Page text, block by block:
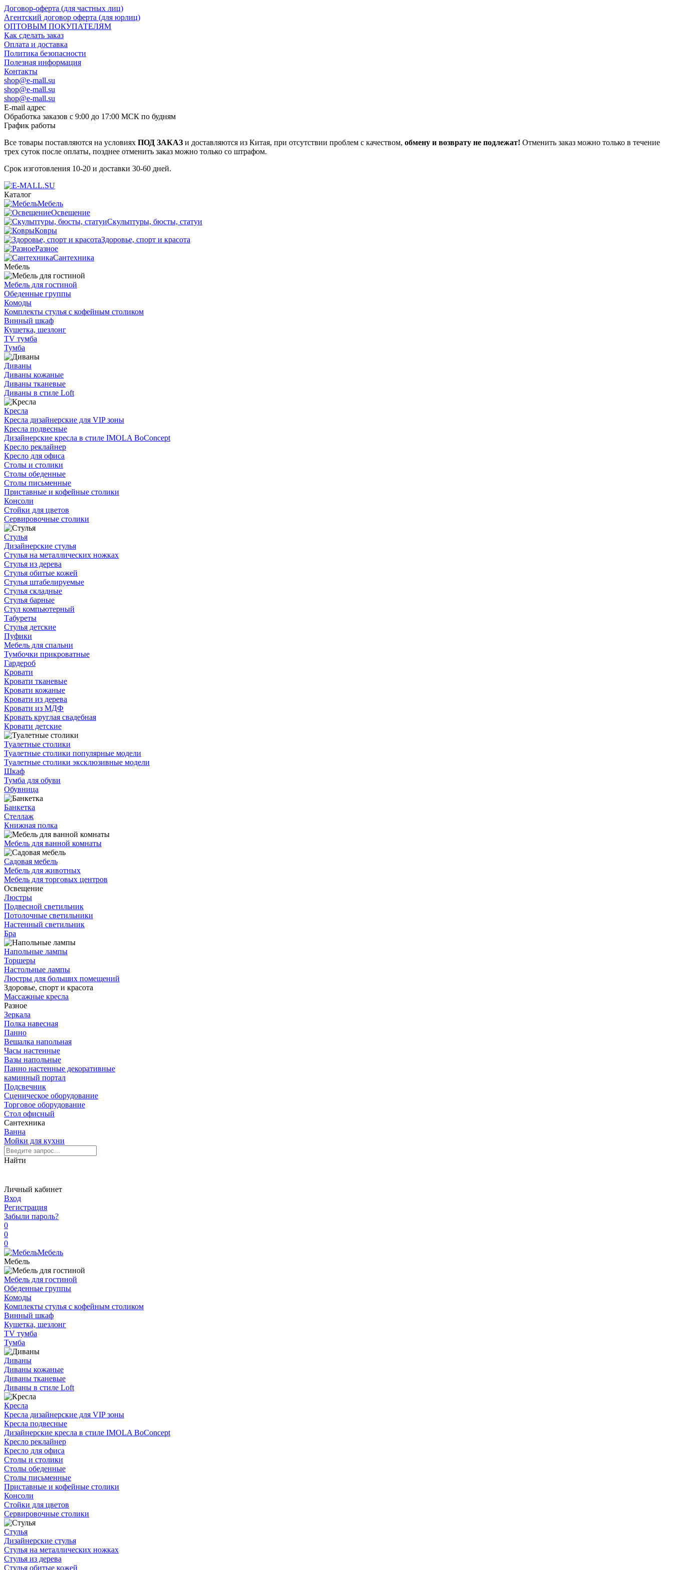
Договор-оферта (для частных лиц)
Агентский договор оферта (для юрлиц)
ОПТОВЫМ ПОКУПАТЕЛЯМ
Как сделать заказ
Оплата и доставка
Политика безопасности
Полезная информация
Контакты
shop@e-mall.su
shop@e-mall.su
shop@e-mall.su
E-mail адрес
Обработка заказов с 9:00 до 17:00 МСК по будням
График работы
Все товары поставляются на условиях ПОД ЗАКАЗ и доставляются из Китая, при отсутствии проблем с качеством, обмену и возврату не подлежат! Отменить заказ можно только в течение
трех суток после оплаты, позднее отменить заказ можно только со штрафом.
Срок изготовления 10-20 и доставки 30-60 дней.
Каталог
Мебель
Освещение
Скульптуры, бюсты, статуи
Ковры
Здоровье, спорт и красота
Разное
Сантехника
Мебель
Мебель для гостиной
Обеденные группы
Комоды
Комплекты стулья с кофейным столиком
Винный шкаф
Кушетка, шезлонг
TV тумба
Тумба
Диваны
Диваны кожаные
Диваны тканевые
Диваны в стиле Loft
Кресла
Кресла дизайнерские для VIP зоны
Кресла подвесные
Дизайнерские кресла в стиле IMOLA BoConcept
Кресло реклайнер
Кресло для офиса
Столы и столики
Столы обеденные
Столы письменные
Приставные и кофейные столики
Консоли
Стойки для цветов
Сервировочные столики
Стулья
Дизайнерские стулья
Стулья на металлических ножках
Стулья из дерева
Стулья обитые кожей
Стулья штабелируемые
Стулья складные
Стулья барные
Стул компьютерный
Табуреты
Стулья детские
Пуфики
Мебель для спальни
Тумбочки прикроватные
Гардероб
Кровати
Кровати тканевые
Кровати кожаные
Кровати из дерева
Кровати из МДФ
Кровать круглая свадебная
Кровати детские
Туалетные столики
Туалетные столики популярные модели
Туалетные столики эксклюзивные модели
Шкаф
Тумба для обуви
Обувница
Банкетка
Стеллаж
Книжная полка
Мебель для ванной комнаты
Садовая мебель
Мебель для животных
Мебель для торговых центров
Освещение
Люстры
Подвесной светильник
Потолочные светильники
Настенный светильник
Бра
Напольные лампы
Торшеры
Настольные лампы
Люстры для больших помещений
Здоровье, спорт и красота
Массажные кресла
Разное
Зеркала
Полка навесная
Панно
Вешалка напольная
Часы настенные
Вазы напольные
Панно настенные декоративные
каминный портал
Подсвечник
Сценическое оборудование
Торговое оборудование
Стол офисный
Сантехника
Ванна
Мойки для кухни
Найти
Личный кабинет
Вход
Регистрация
Забыли пароль?
0
0
0
Мебель
Мебель
Мебель для гостиной
Обеденные группы
Комоды
Комплекты стулья с кофейным столиком
Винный шкаф
Кушетка, шезлонг
TV тумба
Тумба
Диваны
Диваны кожаные
Диваны тканевые
Диваны в стиле Loft
Кресла
Кресла дизайнерские для VIP зоны
Кресла подвесные
Дизайнерские кресла в стиле IMOLA BoConcept
Кресло реклайнер
Кресло для офиса
Столы и столики
Столы обеденные
Столы письменные
Приставные и кофейные столики
Консоли
Стойки для цветов
Сервировочные столики
Стулья
Дизайнерские стулья
Стулья на металлических ножках
Стулья из дерева
Стулья обитые кожей